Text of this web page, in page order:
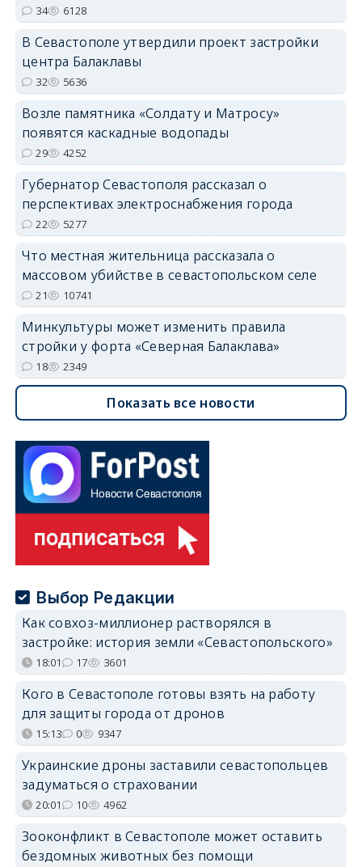
34 6128
В Севастополе утвердили проект застройки
центра Балаклавы
32 5636
Возле памятника «Солдату и Матросу»
появятся каскадные водопады
29 4252
Губернатор Севастополя рассказал о
перспективах электроснабжения города
22 5277
Что местная жительница рассказала о
массовом убийстве в севастопольском селе
21 10741
Минкультуры может изменить правила
стройки у форта «Северная Балаклава»
18 2349
Показать все новости
Выбор Редакции
Как совхоз-миллионер растворялся в
застройке: история земли «Севастопольского»
18:01 17 3601
Кого в Севастополе готовы взять на работу
для защиты города от дронов
15:13 0 9347
Украинские дроны заставили севастопольцев
задуматься о страховании
20:01 10 4962
Зооконфликт в Севастополе может оставить
бездомных животных без помощи